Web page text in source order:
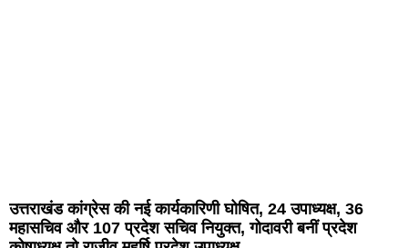
उत्तराखंड कांग्रेस की नई कार्यकारिणी घोषित, 24 उपाध्यक्ष, 36
महासचिव और 107 प्रदेश सचिव नियुक्त, गोदावरी बनीं प्रदेश